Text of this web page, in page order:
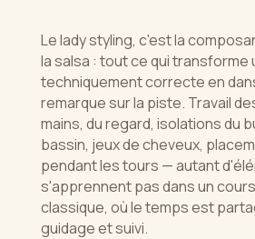
Le lady styling, c'est la
la salsa : tout ce qui transforme
techniquement correcte en
remarque sur la piste. Travail
mains, du regard, isolations du
bassin, jeux de cheveux,
pendant les tours — autant
s'apprennent pas dans un
classique, où le temps est
guidage et suivi.